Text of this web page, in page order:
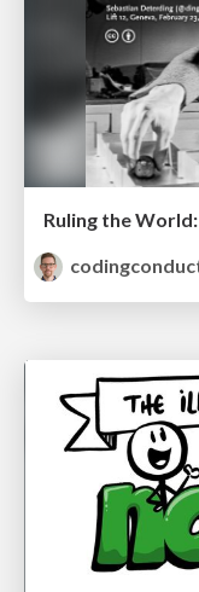
Ruling the